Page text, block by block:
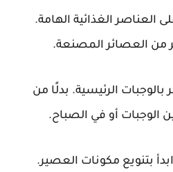
العناصر الغذائية الهامة.
من العصائر المصنعة.
الرئيسية. بدلًا من
الوجبات أو في الصباح.
بتنويع مكونات العصير.